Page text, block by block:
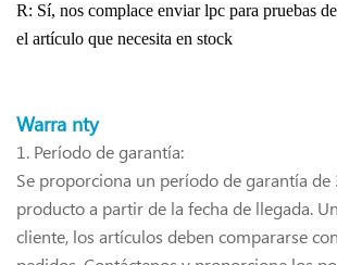
R: Sí, nos complace enviar lpc para pruebas
el artículo que necesita en stock
Warra nty
1. Período de garantía:
Se proporciona un período de garantía de
producto a partir de la fecha de llegada.
cliente, los artículos deben compararse